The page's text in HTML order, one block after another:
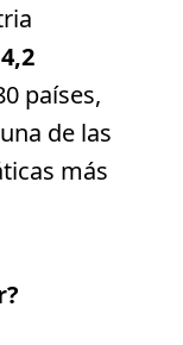
países,
de las
más